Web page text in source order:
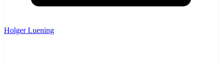
Holger Luening